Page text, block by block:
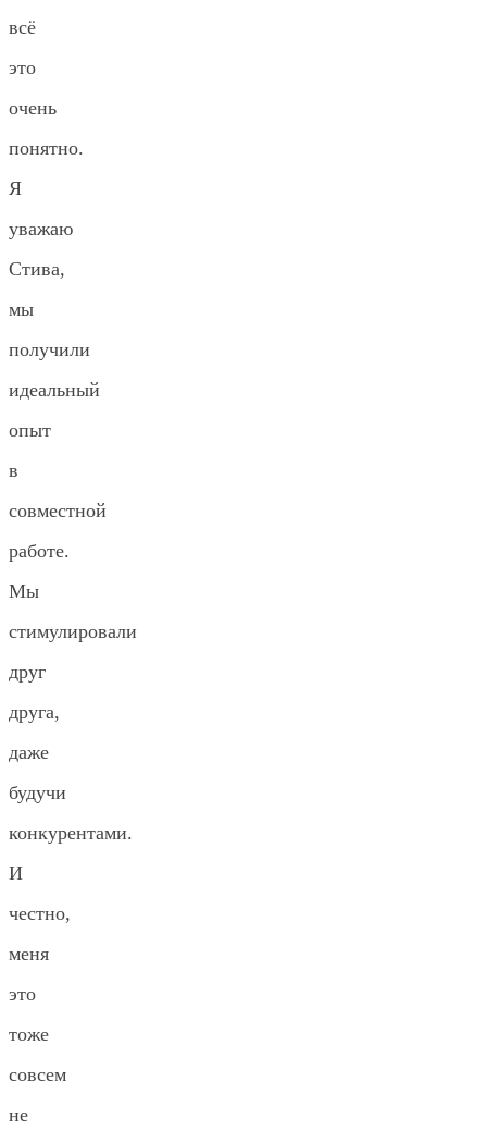
всё
это
очень
понятно.
Я
уважаю
Стива,
мы
получили
идеальный
опыт
в
совместной
работе.
Мы
стимулировали
друг
друга,
даже
будучи
конкурентами.
И
честно,
меня
это
тоже
совсем
не